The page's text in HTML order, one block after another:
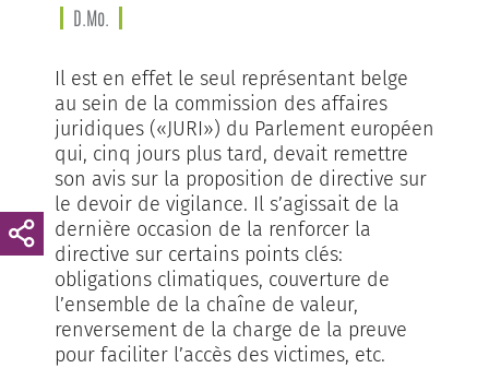
D.Mo.
Il est en effet le seul représentant belge
au sein de la commission des affaires
juridiques («JURI») du Parlement européen
qui, cinq jours plus tard, devait remettre
son avis sur la proposition de directive sur
le devoir de vigilance. Il s’agissait de la
dernière occasion de la renforcer la
directive sur certains points clés:
obligations climatiques, couverture de
l’ensemble de la chaîne de valeur,
renversement de la charge de la preuve
pour faciliter l’accès des victimes, etc.